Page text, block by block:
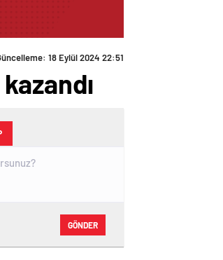
18 Eylül 2024 22:51
GÖNDER